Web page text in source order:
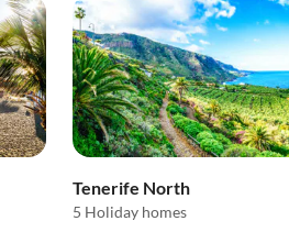
Tenerife North
5 Holiday homes